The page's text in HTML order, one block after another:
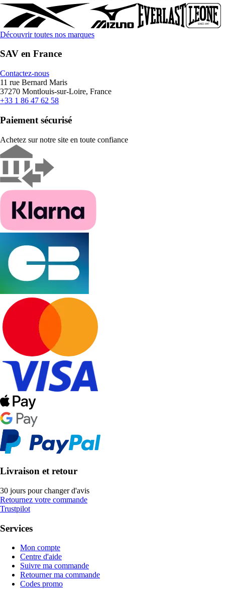
Découvrir toutes nos marques
SAV en France
Contactez-nous
11 rue Bernard Maris
37270 Montlouis-sur-Loire, France
+33 1 86 47 62 58
Paiement sécurisé
Achetez sur notre site en toute confiance
Livraison et retour
30 jours pour changer d'avis
Retournez votre commande
Trustpilot
Services
Mon compte
Centre d'aide
Suivre ma commande
Retourner ma commande
Codes promo